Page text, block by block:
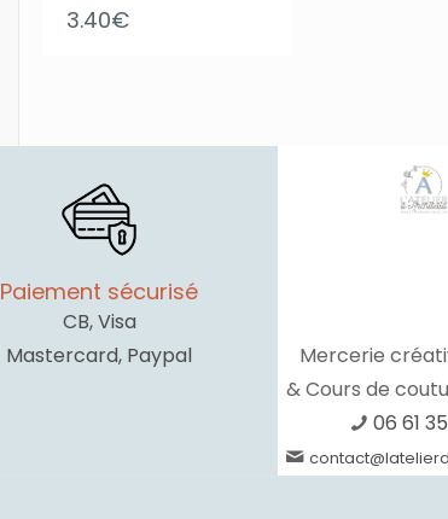
3.40€
Paiement sécurisé
CB, Visa
Mastercard, Paypal
Mercerie
& Cours de
06 61